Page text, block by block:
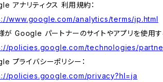
アナリティクス 利用規約：
www.google.com/analytics/terms/jp.html
が Google パートナーのサイトやアプリを使用
policies.google.com/technologies/
プライバシーポリシー：
policies.google.com/privacy?hl=ja